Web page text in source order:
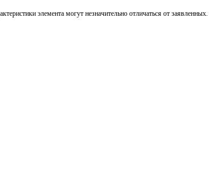
элемента могут незначительно отличаться от заявленных.